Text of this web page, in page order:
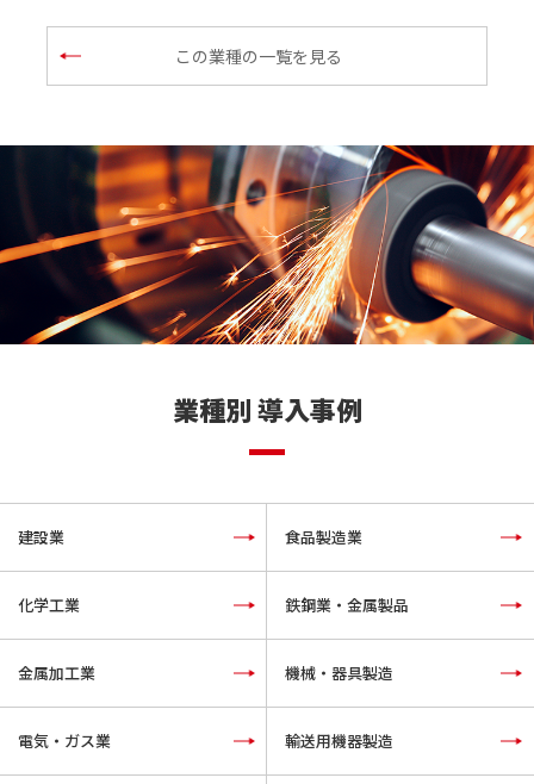
この業種の一覧を見る
業種別 導入事例
建設業 食品製造業
化学工業 鉄鋼業・金属製品
金属加工業 機械・器具製造
電気・ガス業 輸送用機器製造